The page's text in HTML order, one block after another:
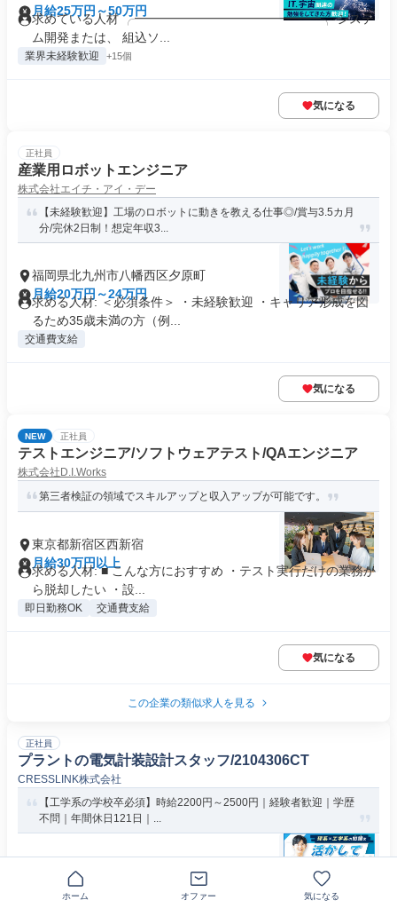
月給25万円～50万円
求めている人材 ╭━━━━━━━━━━━━━━━╮ システ
ム開発または、 組込ソ...
業界未経験歓迎 +15個
気になる
正社員
産業用ロボットエンジニア
株式会社エイチ・アイ・デー
【未経験歓迎】工場のロボットに動きを教える仕事◎/賞与3.5カ月
分/完休2日制！想定年収3...
福岡県北九州市八幡西区夕原町
月給20万円～24万円
求める人材: ＜必須条件＞ ・未経験歓迎 ・キャリア形成を図
るため35歳未満の方（例...
交通費支給
気になる
NEW 正社員
テストエンジニア/ソフトウェアテスト/QAエンジニア
株式会社D.I.Works
第三者検証の領域でスキルアップと収入アップが可能です。
東京都新宿区西新宿
月給30万円以上
求める人材: ■ こんな方におすすめ ・テスト実行だけの業務か
ら脱却したい ・設...
即日勤務OK 交通費支給
気になる
この企業の類似求人を見る
正社員
プラントの電気計装設計スタッフ/2104306CT
CRESSLINK株式会社
【工学系の学校卒必須】時給2200円～2500円｜経験者歓迎｜学歴
不問｜年間休日121日｜...
時給2200円～2500円
求める人材: 【必須】 ・工学系の高校、大学、専門学校を卒業
ホーム オファー 気になる